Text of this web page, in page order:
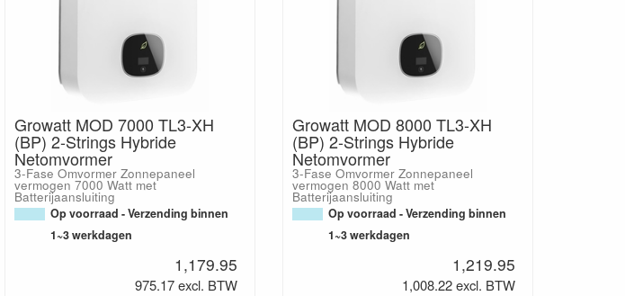
Growatt MOD 7000 TL3-XH
(BP) 2-Strings Hybride
Netomvormer
3-Fase Omvormer Zonnepaneel
vermogen 7000 Watt met
Batterijaansluiting
Op voorraad - Verzending binnen
1~3 werkdagen
1,179.95
975.17 excl. BTW
Growatt MOD 8000 TL3-XH
(BP) 2-Strings Hybride
Netomvormer
3-Fase Omvormer Zonnepaneel
vermogen 8000 Watt met
Batterijaansluiting
Op voorraad - Verzending binnen
1~3 werkdagen
1,219.95
1,008.22 excl. BTW